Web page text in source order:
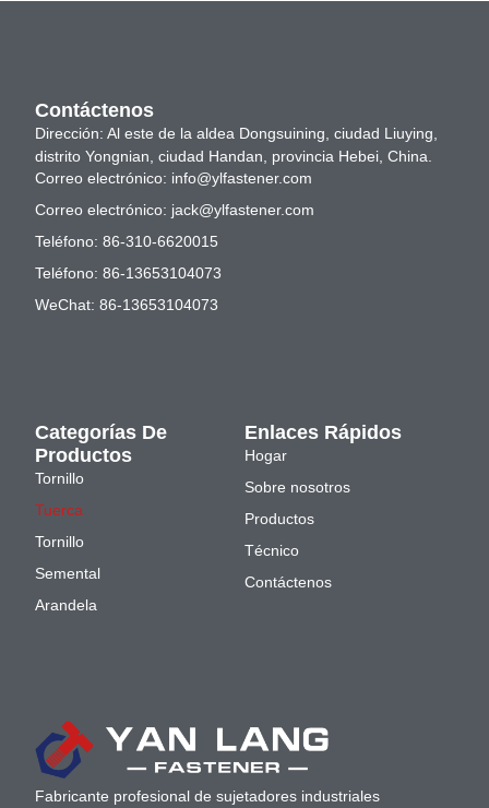
Fabricante profesional de sujetadores industriales
Categorías De
Productos
Tornillo
Tuerca
Tornillo
Semental
Arandela
Enlaces Rápidos
Hogar
Sobre nosotros
Productos
Técnico
Contáctenos
Contáctenos
Dirección: Al este de la aldea Dongsuining, ciudad Liuying,
distrito Yongnian, ciudad Handan, provincia Hebei, China.
Correo electrónico: info@ylfastener.com
Correo electrónico: jack@ylfastener.com
Teléfono: 86-310-6620015
Teléfono: 86-13653104073
WeChat: 86-13653104073